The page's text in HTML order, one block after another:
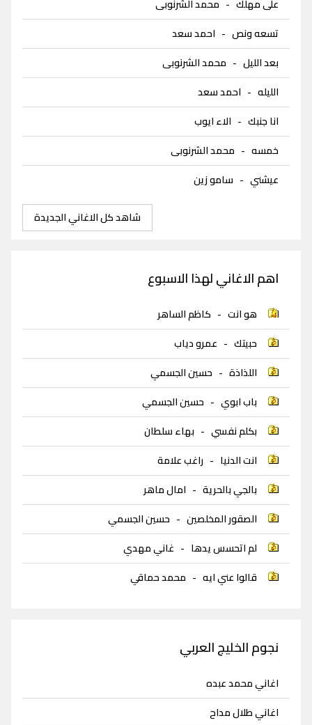
على مهلك - محمد الشرنوبى
تسعه ونص - احمد سعد
بعد الليل - محمد الشرنوبى
الليله - احمد سعد
انا جنبك - الاء ايوب
خمسه - محمد الشرنوبى
عيشني - سامو زين
شاهد كل الاغاني الجديدة
اهم الاغاني لهذا الاسبوع
هو انت - كاظم الساهر
حبيتك - عمرو دياب
اللذاذة - حسين الجسمي
باب ابوي - حسين الجسمي
بكلم نفسي - بهاء سلطان
انت الدنيا - راغب علامة
بالجي بالحرية - امال ماهر
الصقور المخلصين - حسين الجسمي
لم اتحسس يدها - غاني مهدي
قالوا عني ايه - محمد حماقي
نجوم الخليج العربي
اغاني محمد عبده
اغاني طلال مداح